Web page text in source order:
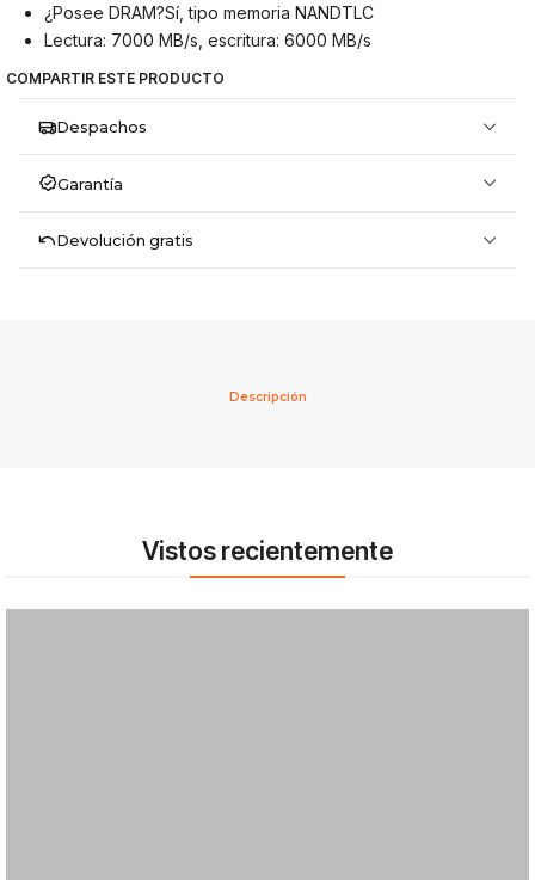
¿Posee DRAM?Sí, tipo memoria NANDTLC
Lectura: 7000 MB/s, escritura: 6000 MB/s
COMPARTIR ESTE PRODUCTO
Despachos
Garantía
Devolución gratis
Descripción
Vistos recientemente